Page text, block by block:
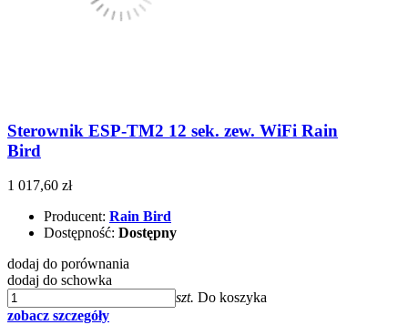
Sterownik ESP-TM2 12 sek. zew. WiFi Rain
Bird
1 017,60 zł
Producent: Rain Bird
Dostępność: Dostępny
dodaj do porównania
dodaj do schowka
szt. Do koszyka
zobacz szczegóły